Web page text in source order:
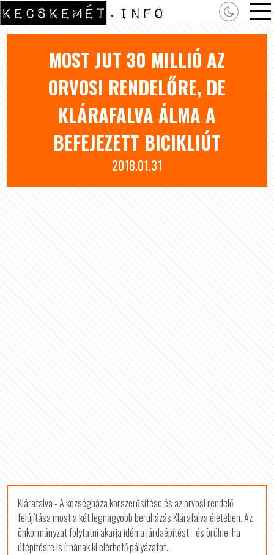
MOST JUT 30 MILLIÓ AZ
ORVOSI RENDELŐRE, DE
KLÁRAFALVA ÁLMA A
BEFEJEZETT BICIKLIÚT
2018.01.31
Klárafalva - A községháza korszerűsítése és az orvosi rendelő
felújítása most a két legnagyobb beruházás Klárafalva életében. Az
önkormányzat folytatni akarja idén a járdaépítést - és örülne, ha
útépítésre is írnának ki elérhető pályázatot.